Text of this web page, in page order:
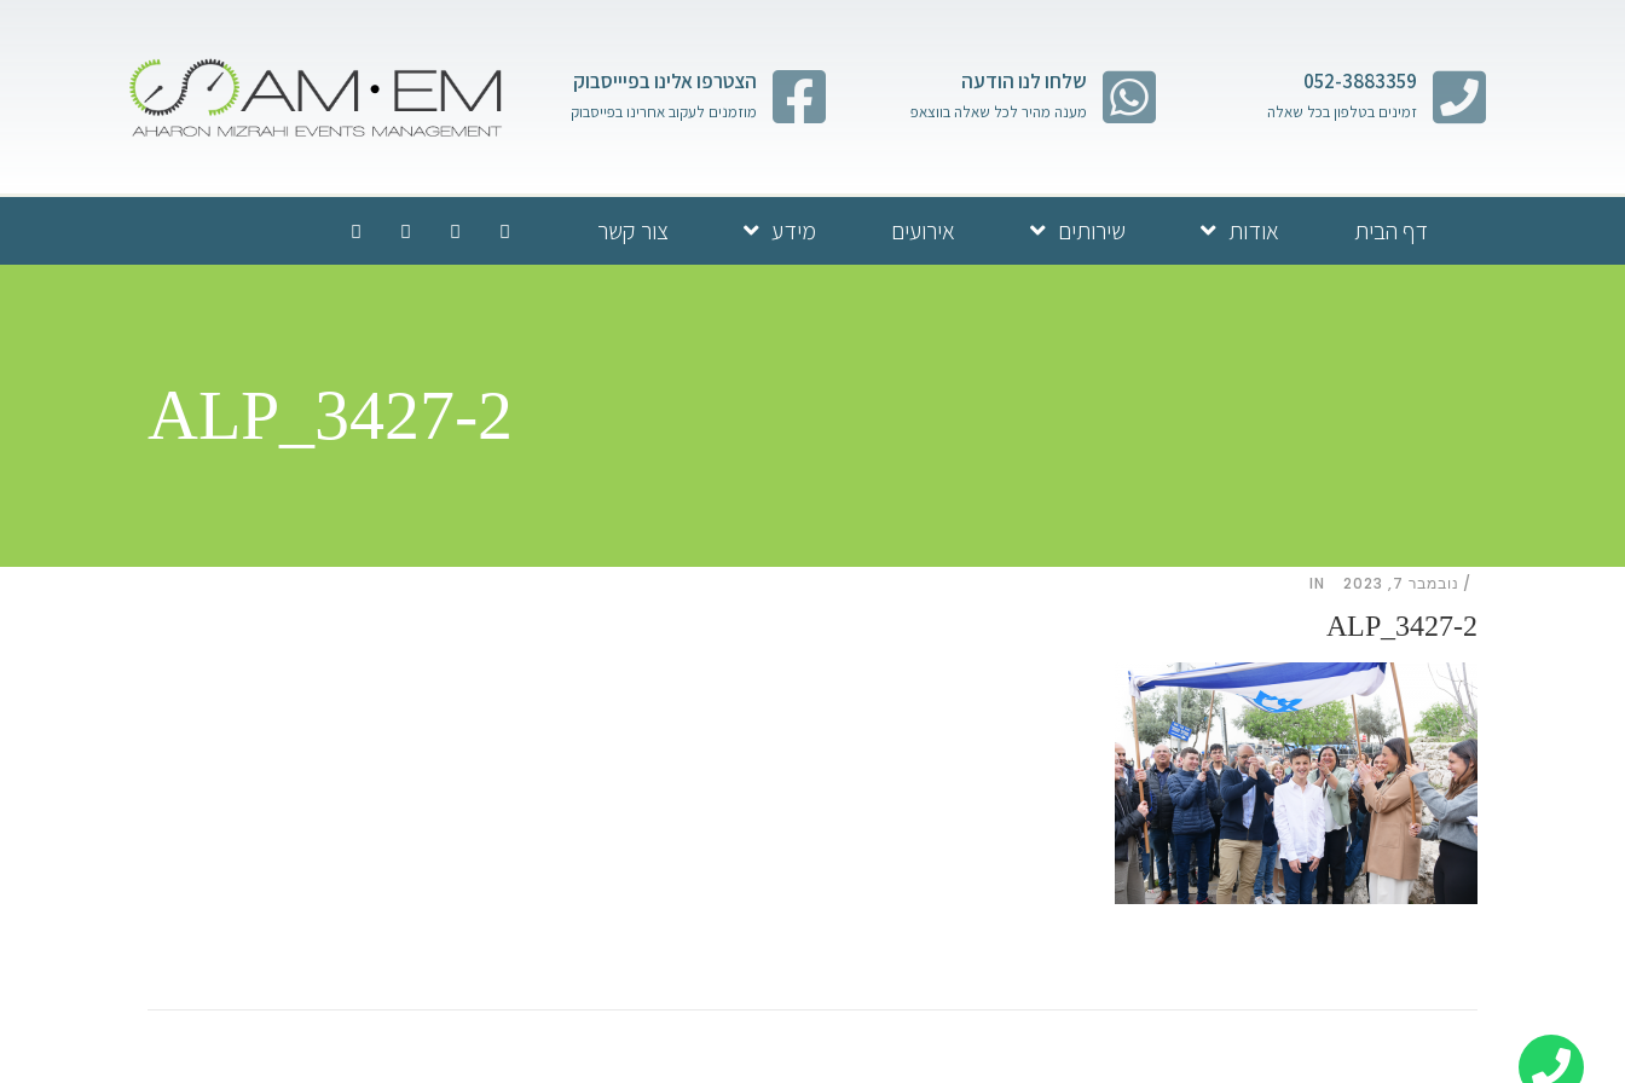
052-3883359
זמינים בטלפון בכל שאלה
שלחו לנו הודעה
מענה מהיר לכל שאלה בווצאפ
הצטרפו אלינו בפיייסבוק
מוזמנים לעקוב אחרינו בפייסבוק
דף הבית אודות שירותים אירועים מידע צור קשר
ALP_3427-2
נובמבר 7, 2023 IN
ALP_3427-2